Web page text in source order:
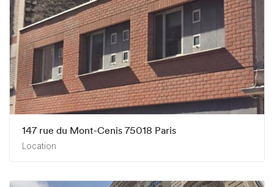
147 rue du Mont-Cenis 75018 Paris
Location